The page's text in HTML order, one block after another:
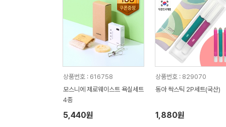
상품번호 : 616758
모스니에 제로웨이스트 욕실세트
4종
5,440원
상품번호 : 829070
동아 싹스틱 2P세트(국산)
1,880원